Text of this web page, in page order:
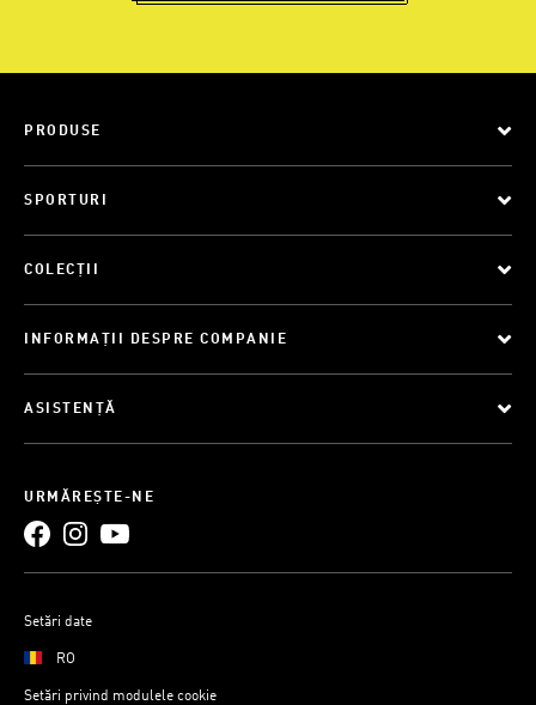
PRODUSE
SPORTURI
COLECȚII
INFORMAȚII DESPRE COMPANIE
ASISTENȚĂ
URMĂREȘTE-NE
Setări date
RO
Setări privind modulele cookie